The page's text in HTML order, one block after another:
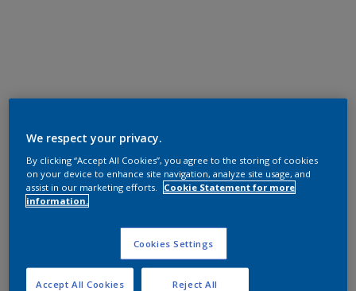
We respect your privacy.
By clicking “Accept All Cookies”, you agree to the storing of cookies
on your device to enhance site navigation, analyze site usage, and
assist in our marketing efforts.
Cookie Statement for more
information.
Cookies Settings
Reject All
Accept All Cookies